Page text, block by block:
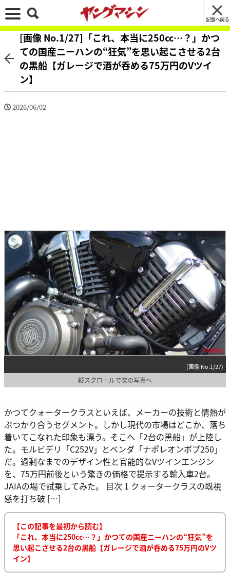
記事へ戻る
[画像 No.1/27]「これ、本当に250cc…？」かつ
ての国産ニーハンの“狂気”を思い起こさせる2台
の黒船【ガレージで酒が呑める75万円のVツイ
ン】
2026/06/02
(画像 No.1/27)
縦スクロールで次の写真へ
かつてクォータークラスといえば、メーカーの技術と情熱が
ぶつかり合うセグメント。しかし現代の市場はどこか、落ち
着いてこなれた印象も漂う。そこへ「2台の黒船」が上陸し
た。モルビデリ「C252V」とベンダ「ナポレオンボブ250」
だ。過剰なまでのデザイン性と官能的なVツインエンジン
を、75万円前後という驚きの価格で提示する輸入車2台。
JAIAの場で試乗してみた。 目次 1 クォータークラスの既視
感を打ち破 […]
【この記事を最初から読む】
「これ、本当に250cc…？」かつての国産ニーハンの“狂気”を
思い起こさせる2台の黒船【ガレージで酒が呑める75万円のVツ
イン】